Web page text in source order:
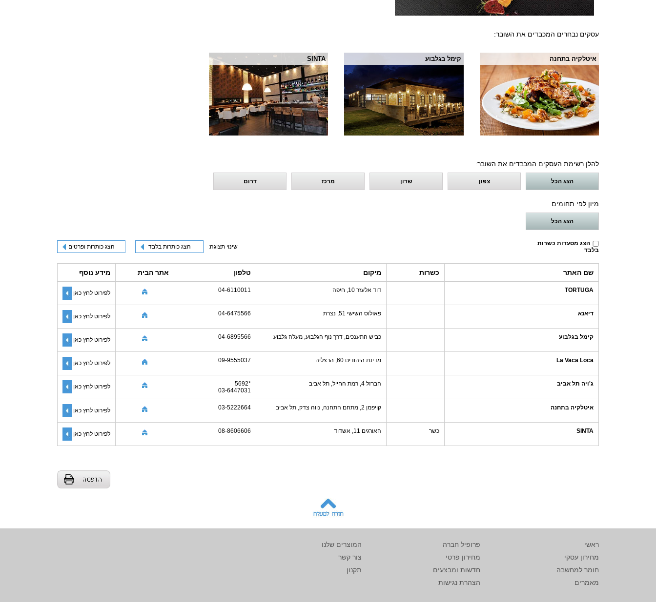
עסקים נבחרים המכבדים את השובר:
איטלקיה בתחנה קימל בגלבוע SINTA
להלן רשימת העסקים המכבדים את השובר:
הצג הכל צפון שרון מרכז דרום
מיון לפי תחומים
הצג הכל
הצג מסעדות כשרות
בלבד
שינוי תצוגה: הצג כותרות בלבד הצג כותרות ופרטים
שם האתר כשרות מיקום טלפון אתר הבית מידע נוסף
TORTUGA דוד אלעזר 10, חיפה 04-6110011 לפירוט לחץ כאן
דיאנא פאולוס השישי 51, נצרת 04-6475566 לפירוט לחץ כאן
קימל בגלבוע כביש התענכים, דרך נוף הגלבוע, מעלה גלבוע 04-6895566 לפירוט לחץ כאן
La Vaca Loca מדינת היהודים 60, הרצליה 09-9555037 לפירוט לחץ כאן
ג'ויה תל אביב הברזל 4, רמת החייל, תל אביב
*5692
03-6447031
לפירוט לחץ כאן
איטלקיה בתחנה קויפמן 2, מתחם התחנה, נווה צדק, תל אביב 03-5222664 לפירוט לחץ כאן
SINTA כשר האורגים 11, אשדוד 08-8606606 לפירוט לחץ כאן
ראשי פרופיל חברה
המוצרים שלנו
מחירון עסקי
מחירון פרטי
צור קשר
חומר למחשבה
חדשות ומבצעים
תקנון
מאמרים
הצהרת נגישות